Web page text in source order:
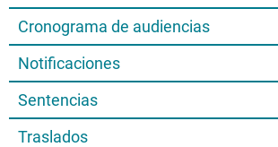
Cronograma de audiencias
Notificaciones
Sentencias
Traslados